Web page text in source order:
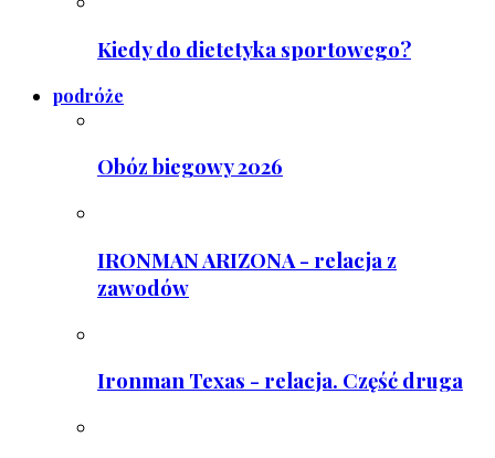
Kiedy do dietetyka sportowego?
podróże
Obóz biegowy 2026
IRONMAN ARIZONA - relacja z
zawodów
Ironman Texas - relacja. Część druga